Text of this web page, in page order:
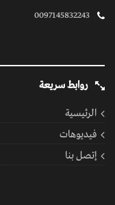
0097145832243
روابط سريعة
الرئيسية
فيديوهات
إتصل بنا